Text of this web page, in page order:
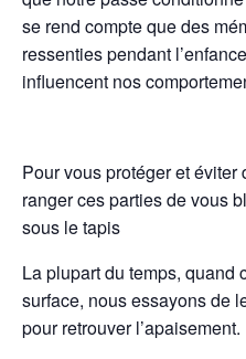
se rend compte que des
ressenties pendant
influencent nos
Pour vous protéger et
ranger ces parties de vous
sous le tapis
La plupart du temps, quand
surface, nous essayons de
pour retrouver l’apaisement.